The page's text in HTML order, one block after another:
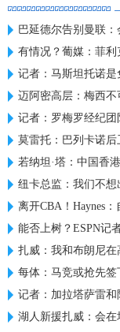
巴延德尔告别曼联
有情况？葡媒：菲
记者：马斯坦托诺
迈阿密高层：梅西不
记者：罗梅罗经纪
莫雷托：巴列卡诺后
若纳坦·塔：中国香
纽卡总监：我们不想
离开CBA！Haynes
能否上树？ESPN记
扎威：我和布朗尼
每体：马竞或抢先
记者：加拉塔萨雷和
湖人新援扎威：会